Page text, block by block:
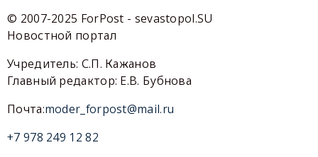
© 2007-2025 ForPost - sevastopol.SU
Новостной портал
Учредитель: С.П. Кажанов
Главный редактор: Е.В. Бубнова
Почта:moder_forpost@mail.ru
+7 978 249 12 82